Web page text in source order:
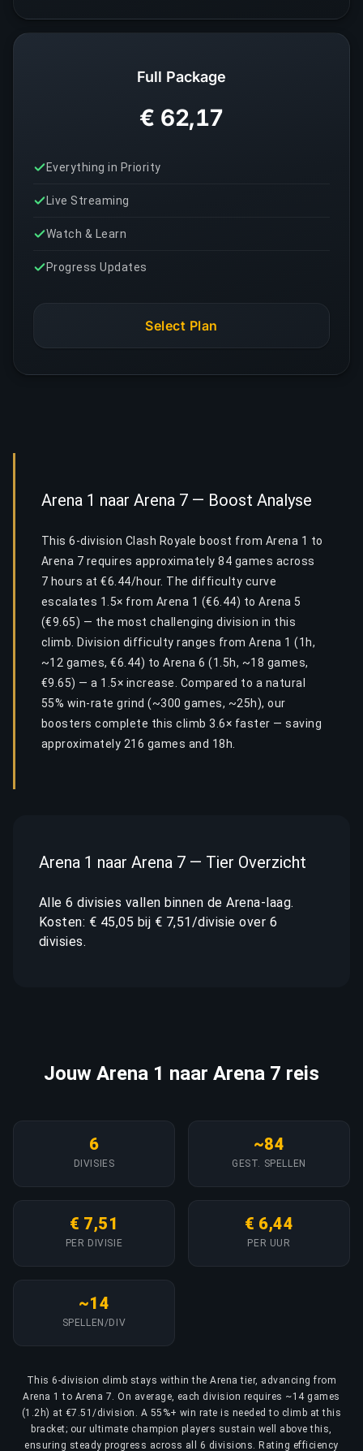
Full Package
€ 62,17
Everything in Priority
Live Streaming
Watch & Learn
Progress Updates
Select Plan
Arena 1 naar Arena 7 — Boost Analyse
This 6-division Clash Royale boost from Arena 1 to
Arena 7 requires approximately 84 games across
7 hours at €6.44/hour. The difficulty curve
escalates 1.5× from Arena 1 (€6.44) to Arena 5
(€9.65) — the most challenging division in this
climb. Division difficulty ranges from Arena 1 (1h,
~12 games, €6.44) to Arena 6 (1.5h, ~18 games,
€9.65) — a 1.5× increase. Compared to a natural
55% win-rate grind (~300 games, ~25h), our
boosters complete this climb 3.6× faster — saving
approximately 216 games and 18h.
Arena 1 naar Arena 7 — Tier Overzicht
Alle 6 divisies vallen binnen de Arena-laag.
Kosten: € 45,05 bij € 7,51/divisie over 6
divisies.
Jouw Arena 1 naar Arena 7 reis
6
DIVISIES
~84
GEST. SPELLEN
€ 7,51
PER DIVISIE
€ 6,44
PER UUR
~14
SPELLEN/DIV
This 6-division climb stays within the Arena tier, advancing from
Arena 1 to Arena 7. On average, each division requires ~14 games
(1.2h) at €7.51/division. A 55%+ win rate is needed to climb at this
bracket; our ultimate champion players sustain well above this,
ensuring steady progress across all 6 divisions. Rating efficiency